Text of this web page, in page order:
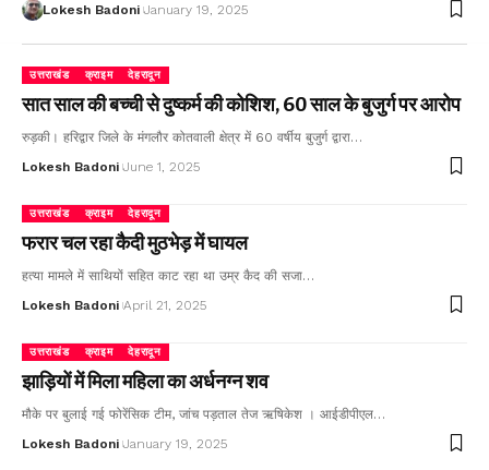
Lokesh Badoni January 19, 2025
उत्तराखंड क्राइम देहरादून
सात साल की बच्ची से दुष्कर्म की कोशिश, 60 साल के बुजुर्ग पर आरोप
रुड़की। हरिद्वार जिले के मंगलौर कोतवाली क्षेत्र में 60 वर्षीय बुजुर्ग द्वारा…
Lokesh Badoni June 1, 2025
उत्तराखंड क्राइम देहरादून
फरार चल रहा कैदी मुठभेड़ में घायल
हत्या मामले में साथियों सहित काट रहा था उम्र कैद की सजा…
Lokesh Badoni April 21, 2025
उत्तराखंड क्राइम देहरादून
झाड़ियों में मिला महिला का अर्धनग्न शव
मौके पर बुलाई गई फोरेंसिक टीम, जांच पड़ताल तेज ऋषिकेश । आईडीपीएल…
Lokesh Badoni January 19, 2025